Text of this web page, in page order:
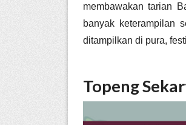
membawakan tarian
banyak keterampilan
ditampilkan di pura,
Topeng